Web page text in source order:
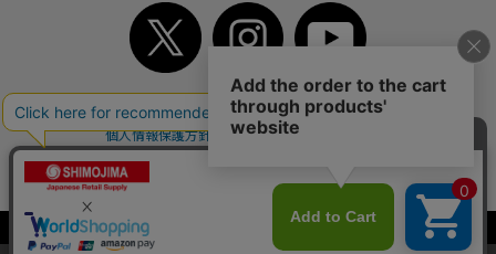
当サイトはクッキー（Cookie）を使用しています。Cookieの使用に同意いた
TOP 初めてご利用のお客様へ ご利用案内
ご利用規約
個人情報保護方針
特定商取引法
よくあるご質問
お問い合わせ
サイトマップ
Copyright© 2018 SHIMOJIMA Co.,Ltd. All Rights Reserved.